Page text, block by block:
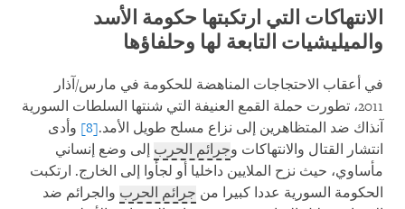
الانتهاكات التي ارتكبتها حكومة الأسد
والميليشيات التابعة لها وحلفاؤها
في أعقاب الاحتجاجات المناهضة للحكومة في مارس/آذار
2011، تطورت حملة القمع العنيفة التي شنتها السلطات السورية
آنذاك ضد المتظاهرين إلى نزاع مسلح طويل الأمد.[8]
وأدى
انتشار القتال والانتهاكات وجرائم الحرب إلى وضع إنساني
مأساوي، حيث نزح الملايين داخليا أو لجأوا إلى الخارج. ارتكبت
الحكومة السورية عددا كبيرا من جرائم الحرب والجرائم ضد